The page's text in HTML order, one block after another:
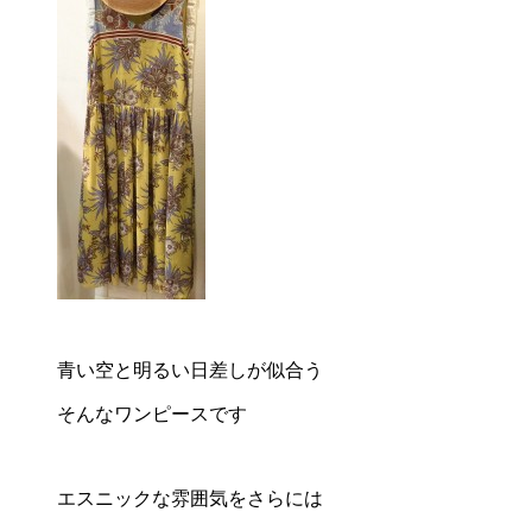
青い空と明るい日差しが似合う
そんなワンピースです
エスニックな雰囲気をさらには